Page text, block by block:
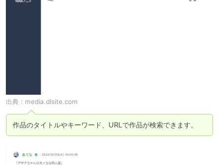
出典： media.dlsite.com
作品のタイトルやキーワード、URLで作品が検索できます。